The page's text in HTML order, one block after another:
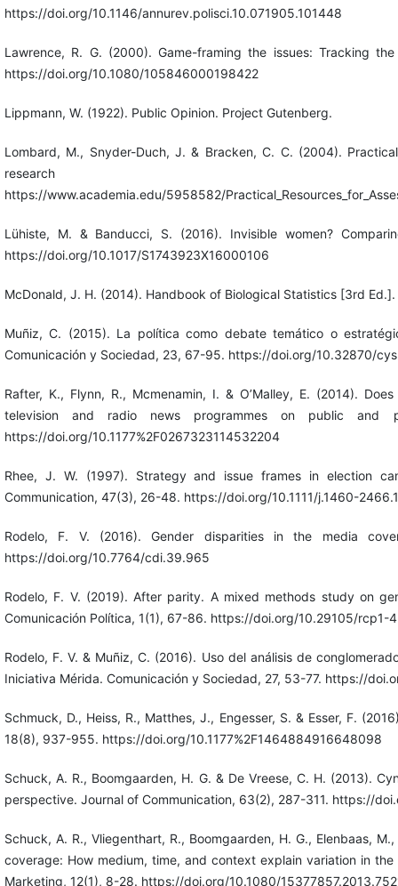
https://doi.org/10.1146/annurev.polisci.10.071905.101448
Lawrence, R. G. (2000). Game-framing the issues: Tracking
https://doi.org/10.1080/105846000198422
Lippmann, W. (1922). Public Opinion. Project Gutenberg.
Lombard, M., Snyder-Duch, J. & Bracken, C. C. (2004).
https://www.academia.edu/5958582/
Lühiste, M. & Banducci, S. (2016). Invisible women?
https://doi.org/10.1017/S1743923X16000106
McDonald, J. H. (2014). Handbook of Biological Statistics [3rd
Muñiz, C. (2015). La política como debate temático o
Comunicación y Sociedad, 23, 67-95. https://doi.org/10.32870/
Rafter, K., Flynn, R., Mcmenamin, I. & O’Malley, E. (2014).
television and radio news programmes on public and
https://doi.org/10.1177%2F0267323114532204
Rhee, J. W. (1997). Strategy and issue frames in election
Communication, 47(3), 26-48. https://doi.org/10.1111/j.1460-
Rodelo, F. V. (2016). Gender disparities in the media
https://doi.org/10.7764/cdi.39.965
Rodelo, F. V. (2019). After parity. A mixed methods study on
Comunicación Política, 1(1), 67-86. https://doi.org/10.29105/rcp1-4
Rodelo, F. V. & Muñiz, C. (2016). Uso del análisis de
Iniciativa Mérida. Comunicación y Sociedad, 27, 53-77. https://
Schmuck, D., Heiss, R., Matthes, J., Engesser, S. & Esser, F.
18(8), 937-955. https://doi.org/10.1177%2F1464884916648098
Schuck, A. R., Boomgaarden, H. G. & De Vreese, C. H. (2013).
perspective. Journal of Communication, 63(2), 287-311. https://
Schuck, A. R., Vliegenthart, R., Boomgaarden, H. G., Elenbaas,
coverage: How medium, time, and context explain variation in
Marketing, 12(1), 8-28. https://doi.org/10.1080/